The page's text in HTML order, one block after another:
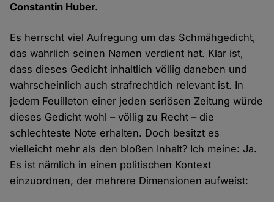
Constantin Huber.
Es herrscht viel Aufregung um das Schmähgedicht,
das wahrlich seinen Namen verdient hat. Klar ist,
dass dieses Gedicht inhaltlich völlig daneben und
wahrscheinlich auch strafrechtlich relevant ist. In
jedem Feuilleton einer jeden seriösen Zeitung würde
dieses Gedicht wohl – völlig zu Recht – die
schlechteste Note erhalten. Doch besitzt es
vielleicht mehr als den bloßen Inhalt? Ich meine: Ja.
Es ist nämlich in einen politischen Kontext
einzuordnen, der mehrere Dimensionen aufweist: